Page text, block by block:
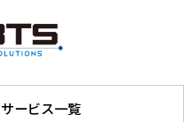
サービス一覧